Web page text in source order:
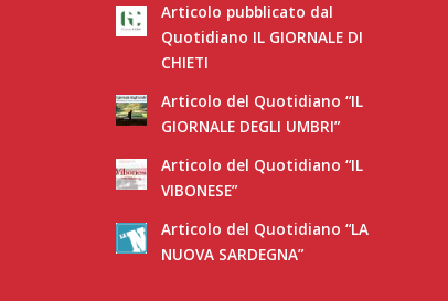
Articolo pubblicato dal
Quotidiano IL GIORNALE DI
CHIETI
Articolo del Quotidiano “IL
GIORNALE DEGLI UMBRI”
Articolo del Quotidiano “IL
VIBONESE”
Articolo del Quotidiano “LA
NUOVA SARDEGNA”